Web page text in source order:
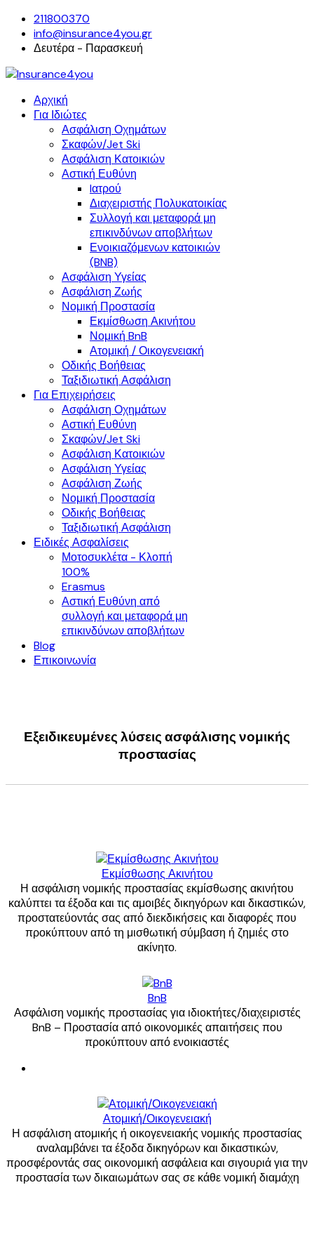
211800370
info@insurance4you.gr
Δευτέρα - Παρασκευή
Αρχική
Για Ιδιώτες
Ασφάλιση Οχημάτων
Σκαφών/Jet Ski
Ασφάλιση Κατοικιών
Αστική Ευθύνη
Iατρού
Διαχειριστής Πολυκατοικίας
Συλλογή και μεταφορά μη
επικινδύνων αποβλήτων
Ενοικιαζόμενων κατοικιών
(BNB)
Ασφάλιση Υγείας
Ασφάλιση Ζωής
Νομική Προστασία
Εκμίσθωση Ακινήτου
Νομική BnB
Ατομική / Οικογενειακή
Οδικής Βοήθειας
Ταξιδιωτική Ασφάλιση
Για Επιχειρήσεις
Ασφάλιση Οχημάτων
Αστική Ευθύνη
Σκαφών/Jet Ski
Ασφάλιση Κατοικιών
Ασφάλιση Υγείας
Ασφάλιση Ζωής
Νομική Προστασία
Οδικής Βοήθειας
Ταξιδιωτική Ασφάλιση
Ειδικές Ασφαλίσεις
Μοτοσυκλέτα - Κλοπή
100%
Erasmus
Αστική Ευθύνη από
συλλογή και μεταφορά μη
επικινδύνων αποβλήτων
Blog
Επικοινωνία
Εξειδικευμένες λύσεις ασφάλισης νομικής
προστασίας
Εκμίσθωσης Ακινήτου
Η ασφάλιση νομικής προστασίας εκμίσθωσης ακινήτου
καλύπτει τα έξοδα και τις αμοιβές δικηγόρων και δικαστικών,
προστατεύοντάς σας από διεκδικήσεις και διαφορές που
προκύπτουν από τη μισθωτική σύμβαση ή ζημιές στο
ακίνητο.
BnB
Ασφάλιση νομικής προστασίας για ιδιοκτήτες/διαχειριστές
BnB – Προστασία από οικονομικές απαιτήσεις που
προκύπτουν από ενοικιαστές
Ατομική/Οικογενειακή
Η ασφάλιση ατομικής ή οικογενειακής νομικής προστασίας
αναλαμβάνει τα έξοδα δικηγόρων και δικαστικών,
προσφέροντάς σας οικονομική ασφάλεια και σιγουριά για την
προστασία των δικαιωμάτων σας σε κάθε νομική διαμάχη